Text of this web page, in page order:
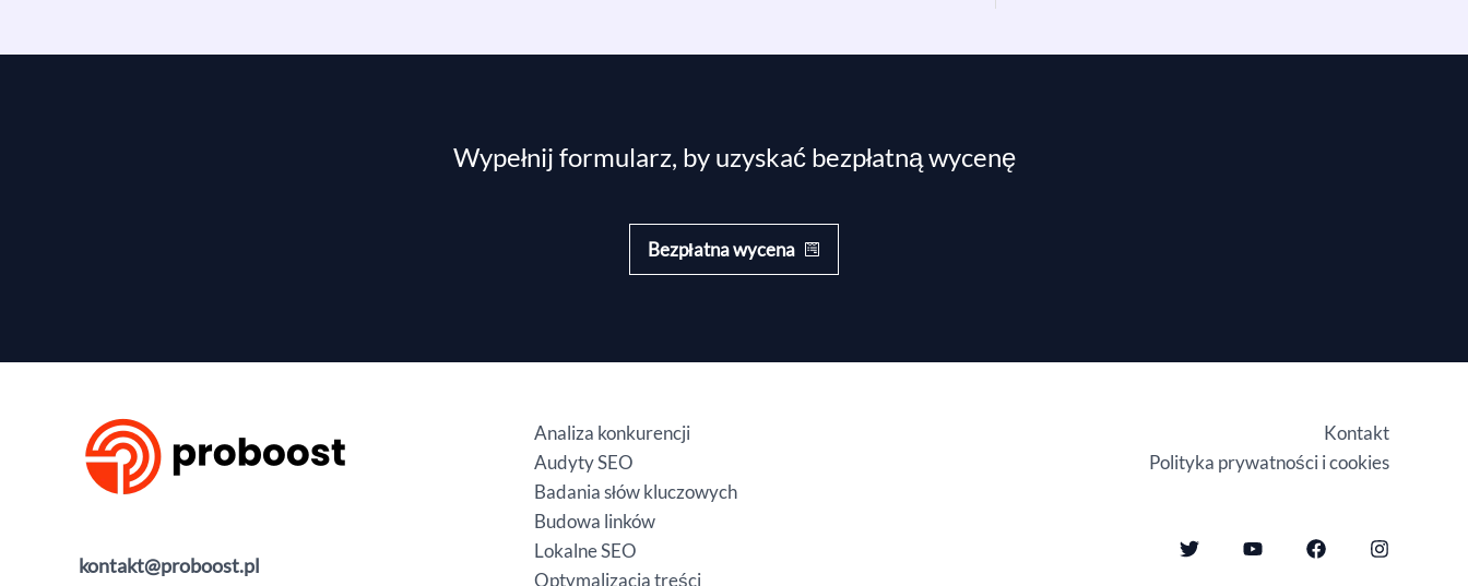
Wypełnij formularz, by uzyskać bezpłatną wycenę
Bezpłatna wycena
kontakt@proboost.pl
Analiza konkurencji
Audyty SEO
Badania słów kluczowych
Budowa linków
Lokalne SEO
Optymalizacja treści
Kontakt
Polityka prywatności i cookies